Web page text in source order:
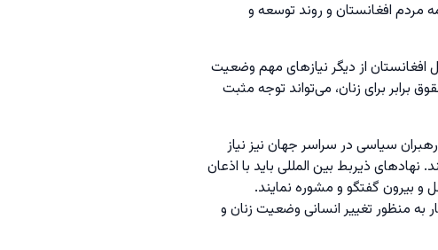
مردم افغانستان و روند توسعه و
افغانستان از دیگر نیازهای مهم وضعیت
برای زنان، می‌تواند توجه مثبت
سیاسی در سراسر جهان نیز نیاز
ذیربط بین المللی باید با اذعان
و بیرون گفتگو و مشوره نمایند.
به منظور تغییر انسانی وضعیت زنان و